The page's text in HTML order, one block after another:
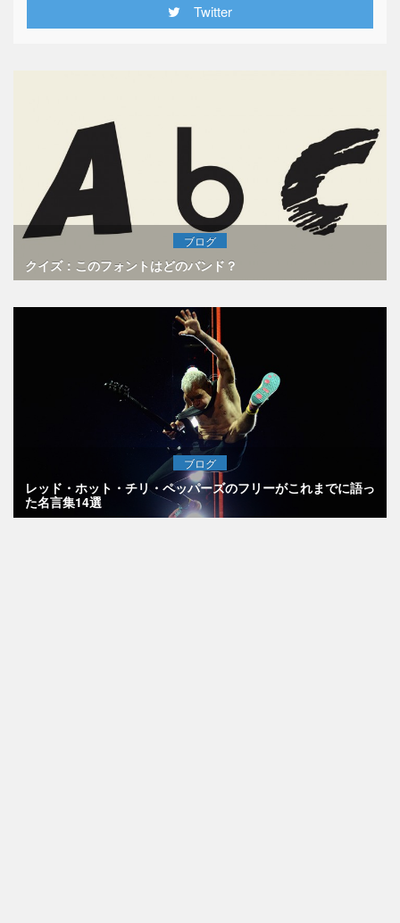
Twitter
ブログ
クイズ：このフォントはどのバンド？
ブログ
レッド・ホット・チリ・ペッパーズのフリーがこれまでに語っ
た名言集14選